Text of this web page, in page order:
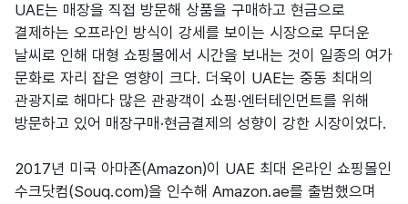
UAE는 매장을 직접 방문해 상품을 구매하고 현금으로
결제하는 오프라인 방식이 강세를 보이는 시장으로 무더운
날씨로 인해 대형 쇼핑몰에서 시간을 보내는 것이 일종의 여가
문화로 자리 잡은 영향이 크다. 더욱이 UAE는 중동 최대의
관광지로 해마다 많은 관광객이 쇼핑·엔터테인먼트를 위해
방문하고 있어 매장구매·현금결제의 성향이 강한 시장이었다.
2017년 미국 아마존(Amazon)이 UAE 최대 온라인 쇼핑몰인
수크닷컴(Souq.com)을 인수해 Amazon.ae를 출범했으며